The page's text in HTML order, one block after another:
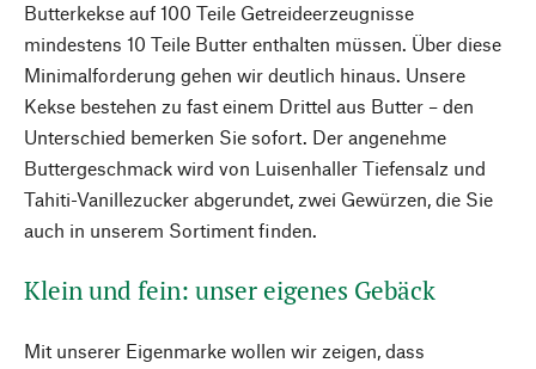
Butterkekse auf 100 Teile Getreideerzeugnisse
mindestens 10 Teile Butter enthalten müssen. Über diese
Minimalforderung gehen wir deutlich hinaus. Unsere
Kekse bestehen zu fast einem Drittel aus Butter – den
Unterschied bemerken Sie sofort. Der angenehme
Buttergeschmack wird von Luisenhaller Tiefensalz und
Tahiti-Vanillezucker abgerundet, zwei Gewürzen, die Sie
auch in unserem Sortiment finden.
Klein und fein: unser eigenes Gebäck
Mit unserer Eigenmarke wollen wir zeigen, dass